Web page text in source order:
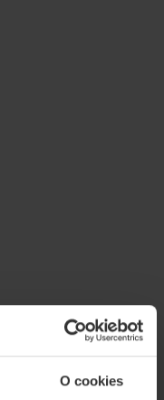
O cookies